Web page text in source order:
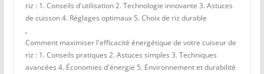
riz : 1. Conseils d'utilisation 2. Technologie innovante 3. Astuces
de cuisson 4. Réglages optimaux 5. Choix de riz durable
,
Comment maximiser l'efficacité énergétique de votre cuiseur de
riz : 1. Conseils pratiques 2. Astuces simples 3. Techniques
avancées 4. Économies d'énergie 5. Environnement et durabilité